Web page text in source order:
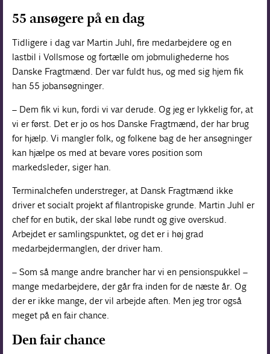
55 ansøgere på en dag
Tidligere i dag var Martin Juhl, fire medarbejdere og en
lastbil i Volls­mose og fortælle om jobmulighederne hos
Danske Fragtmænd. Der var fuldt hus, og med sig hjem fik
han 55 jobansøgninger.
– Dem fik vi kun, fordi vi var derude. Og jeg er lykkelig for, at
vi er først. Det er jo os hos Danske Fragtmænd, der har brug
for hjælp. Vi mangler folk, og folkene bag de her ansøgninger
kan hjælpe os med at bevare vores position som
markedsleder, siger han.
Terminalchefen understreger, at Dansk Fragtmænd ikke
driver et socialt projekt af filantropiske grunde. Martin Juhl er
chef for en butik, der skal løbe rundt og give overskud.
Arbejdet er samlingspunktet, og det er i høj grad
medarbejdermanglen, der driver ham.
– Som så mange andre brancher har vi en pensionspukkel –
mange medarbejdere, der går fra inden for de næste år. Og
der er ikke mange, der vil arbejde aften. Men jeg tror også
meget på en fair chance.
Den fair chance